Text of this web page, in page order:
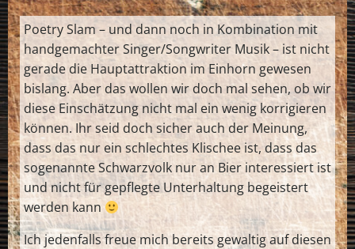
Poetry Slam – und dann noch in Kombination mit
handgemachter Singer/Songwriter Musik – ist nicht
gerade die Hauptattraktion im Einhorn gewesen
bislang. Aber das wollen wir doch mal sehen, ob wir
diese Einschätzung nicht mal ein wenig korrigieren
können. Ihr seid doch sicher auch der Meinung,
dass das nur ein schlechtes Klischee ist, dass das
sogenannte Schwarzvolk nur an Bier interessiert ist
und nicht für gepflegte Unterhaltung begeistert
werden kann
Ich jedenfalls freue mich bereits gewaltig auf diesen